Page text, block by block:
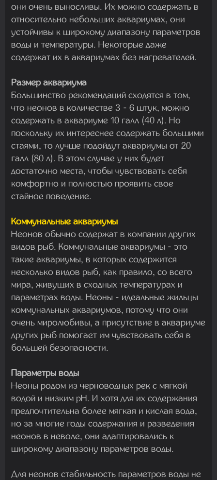
они очень выносливы. Их можно содержать в
относительно небольших аквариумах, они
устойчивы к широкому диапазону параметров
воды и температуры. Некоторые даже
содержат их в аквариумах без нагревателей.
Размер аквариума
Большинство рекомендаций сходятся в том,
что неонов в количестве 3 - 6 штук, можно
содержать в аквариуме 10 галл (40 л). Но
поскольку их интереснее содержать большими
стаями, то лучше подойдут аквариумы от 20
галл (80 л). В этом случае у них будет
достаточно места, чтобы чувствовать себя
комфортно и полностью проявить свое
стайное поведение.
Коммунальные аквариумы
Неонов обычно содержат в компании других
видов рыб. Коммунальные аквариумы - это
такие аквариумы, в которых содержится
несколько видов рыб, как правило, со всего
мира, живущих в сходных температурах и
параметрах воды. Неоны - идеальные жильцы
коммунальных аквариумов, потому что они
очень миролюбивы, а присутствие в аквариуме
других рыб помогает им чувствовать себя в
большей безопасности.
Параметры воды
Неоны родом из черноводных рек с мягкой
водой и низким pH. И хотя для их содержания
предпочтительна более мягкая и кислая вода,
но за многие годы содержания и разведения
неонов в неволе, они адаптировались к
широкому диапазону параметров воды.
Для неонов стабильность параметров воды не